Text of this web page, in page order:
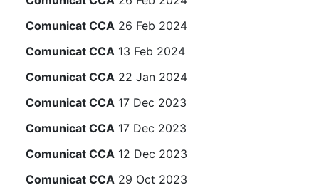
Comunicat CCA 26 Feb 2024
Comunicat CCA 13 Feb 2024
Comunicat CCA 22 Jan 2024
Comunicat CCA 17 Dec 2023
Comunicat CCA 17 Dec 2023
Comunicat CCA 12 Dec 2023
Comunicat CCA 29 Oct 2023